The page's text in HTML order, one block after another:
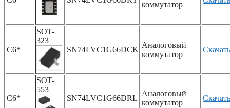
коммутатор
C6*
SOT-
323
SN74LVC1G66DCK
Аналоговый
коммутатор
Скачать
C6*
SOT-
553
SN74LVC1G66DRL
Аналоговый
коммутатор
Скачать